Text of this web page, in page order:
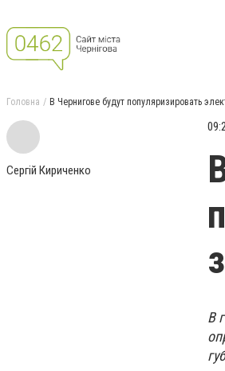
Головна В Чернигове будут популяризировать
Сергій Кириченко
В